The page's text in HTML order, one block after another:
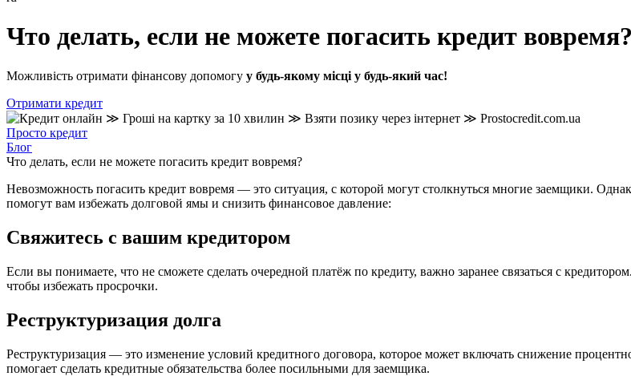
Что делать, если не можете погасить кредит вовремя?
Можливість отримати фінансову допомогу у будь-якому місці у будь-який час!
Отримати кредит
Просто кредит
Блог
Что делать, если не можете погасить кредит вовремя?
Невозможность погасить кредит вовремя — это ситуация, с которой могут столкнуться многие заемщики.
помогут вам избежать долговой ямы и снизить финансовое давление:
Свяжитесь с вашим кредитором
Если вы понимаете, что не сможете сделать очередной платёж по кредиту, важно заранее связаться с
чтобы избежать просрочки.
Реструктуризация долга
Реструктуризация — это изменение условий кредитного договора, которое может включать снижение
помогает сделать кредитные обязательства более посильными для заемщика.